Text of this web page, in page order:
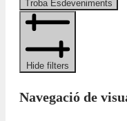
Troba Esdeveniments
Hide filters
Navegació de